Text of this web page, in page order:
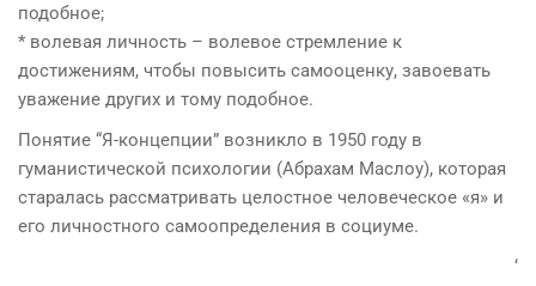
подобное;
* волевая личность – волевое стремление к
достижениям, чтобы повысить самооценку, завоевать
уважение других и тому подобное.
Понятие “Я-концепции” возникло в 1950 году в
гуманистической психологии (Абрахам Маслоу), которая
старалась рассматривать целостное человеческое «я» и
его личностного самоопределения в социуме.
‘